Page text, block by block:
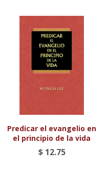
Predicar el evangelio en
el principio de la vida
$ 12.75